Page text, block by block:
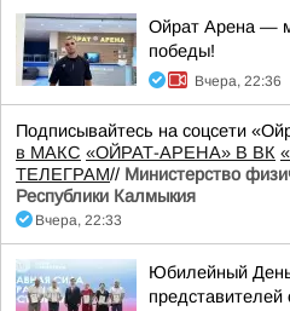
Ойрат Арена —
победы!
Вчера, 22:36
Подписывайтесь на соцсети
в МАКС «ОЙРАТ-АРЕНА» В ВК
ТЕЛЕГРАМ// Министерство
Республики Калмыкия
Вчера, 22:33
Юбилейный
представителей